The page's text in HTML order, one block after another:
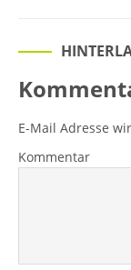
E-Mail Adresse
Kommentar